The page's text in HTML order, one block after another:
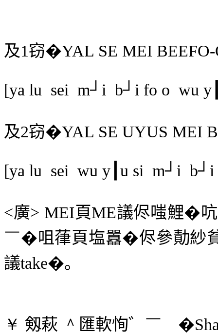
及1窃�YAL SE MEI
[ya lu sei m┘i b┘i fo o wu
及2窃�YAL SE UYUS MEI
[ya lu sei wu y┃u si m┘i b┘i
<廣> MEI頁ME議侭嗤鯉�
￣�咀葎頁塩囂�侭參勣紗
議take�。
￥ 剱萩 ＾ 匯軟恂゛ ￣ �